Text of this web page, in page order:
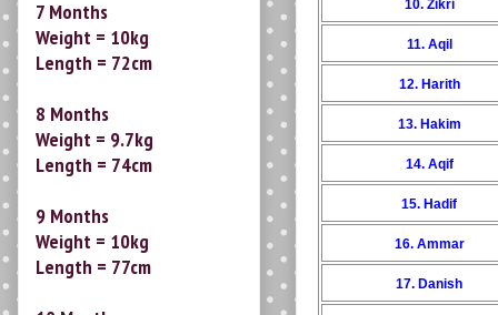
10. Zikri
11. Aqil
12. Harith
13. Hakim
14. Aqif
15. Hadif
16. Ammar
17. Danish
8 Months
Weight = 9.7kg
Length = 74cm
9 Months
Weight = 10kg
Length = 77cm
10 Months
Weight = 11kg
Length = 78cm